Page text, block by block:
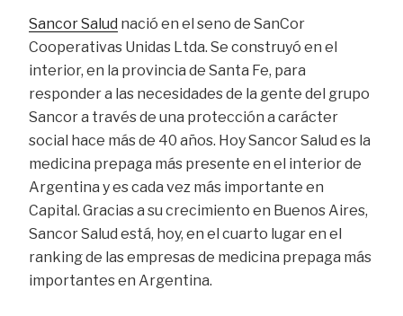
Sancor Salud nació en el seno de SanCor
Cooperativas Unidas Ltda. Se construyó en el
interior, en la provincia de Santa Fe, para
responder a las necesidades de la gente del grupo
Sancor a través de una protección a carácter
social hace más de 40 años. Hoy Sancor Salud es la
medicina prepaga más presente en el interior de
Argentina y es cada vez más importante en
Capital. Gracias a su crecimiento en Buenos Aires,
Sancor Salud está, hoy, en el cuarto lugar en el
ranking de las empresas de medicina prepaga más
importantes en Argentina.